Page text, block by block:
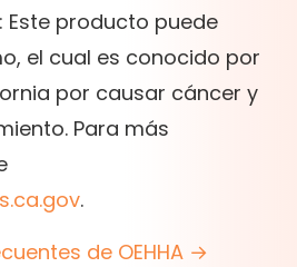
Este producto puede
el cual es conocido por
por causar cáncer y
Para más
.
de OEHHA →